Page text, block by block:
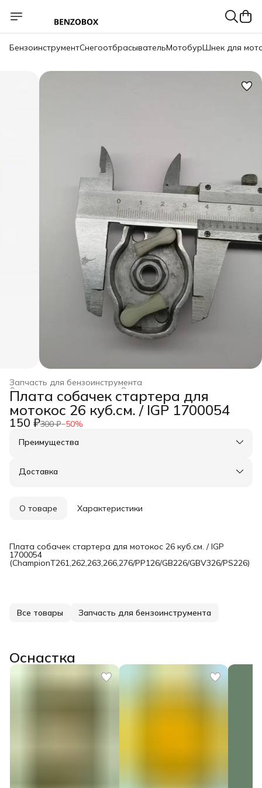
БензоинструментСнегоотбрасывательМотобурШнек для
Запчасть для бензоинструмента
Оснастка для инструмента
Строительство и ремонт
Главная ›
Плата собачек стартера для
мотокос 26 куб.см. / IGP 1700054
150 ₽300 ₽−50%
Преимущества
Оплата частями в Сплит
Удобный возврат
Доставка
О товаре Характеристики
Плата собачек стартера для мотокос 26 куб.см. / IGP
1700054
(ChampionT261,262,263,266,276/PP126/GB226/GBV326/PS226)
Все товары Запчасть для бензоинструмента
Оснастка